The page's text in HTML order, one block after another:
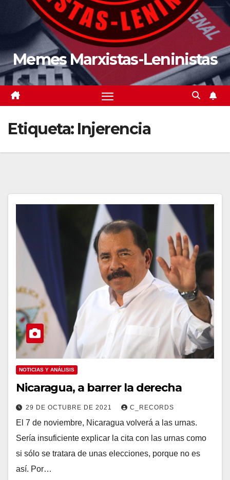
Memes Marxistas-Leninistas
Etiqueta: Injerencia
NOTICIAS Y ANÁLISIS
Nicaragua, a barrer la derecha
29 DE OCTUBRE DE 2021 C_RECORDS
El 7 de noviembre, Nicaragua volverá a las urnas.
Sería insuficiente explicar la cita con las urnas como
si sólo se tratara de unas elecciones, porque no es
así. Por…